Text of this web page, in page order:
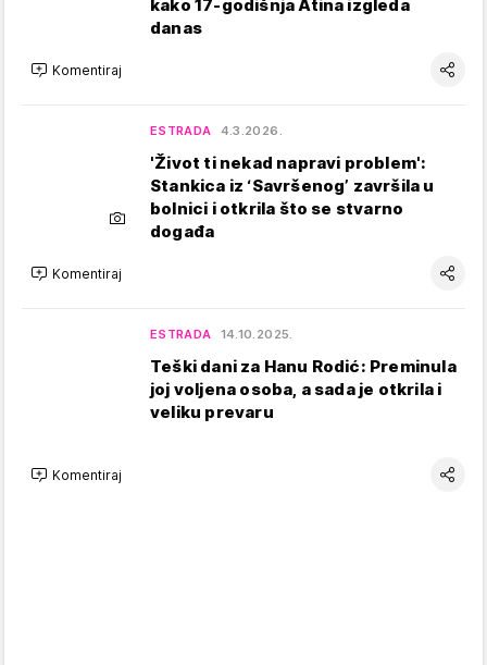
kako 17-godišnja Atina izgleda
danas
Komentiraj
ESTRADA 4.3.2026.
'Život ti nekad napravi problem':
Stankica iz ‘Savršenog’ završila u
bolnici i otkrila što se stvarno
događa
Komentiraj
ESTRADA 14.10.2025.
Teški dani za Hanu Rodić: Preminula
joj voljena osoba, a sada je otkrila i
veliku prevaru
Komentiraj